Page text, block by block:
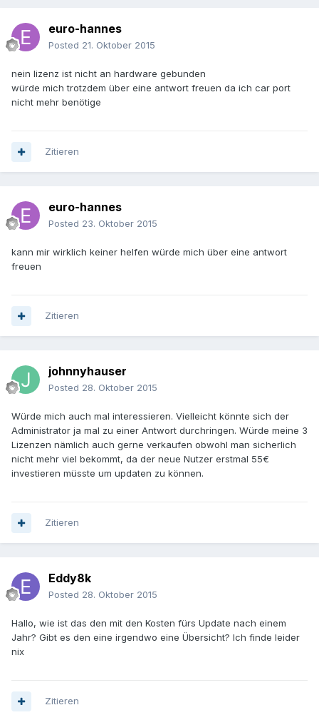
euro-hannes
Posted 21. Oktober 2015
nein lizenz ist nicht an hardware gebunden
würde mich trotzdem über eine antwort freuen da ich car port
nicht mehr benötige
Zitieren
euro-hannes
Posted 23. Oktober 2015
kann mir wirklich keiner helfen würde mich über eine antwort
freuen
Zitieren
johnnyhauser
Posted 28. Oktober 2015
Würde mich auch mal interessieren. Vielleicht könnte sich der
Administrator ja mal zu einer Antwort durchringen. Würde meine 3
Lizenzen nämlich auch gerne verkaufen obwohl man sicherlich
nicht mehr viel bekommt, da der neue Nutzer erstmal 55€
investieren müsste um updaten zu können.
Zitieren
Eddy8k
Posted 28. Oktober 2015
Hallo, wie ist das den mit den Kosten fürs Update nach einem
Jahr? Gibt es den eine irgendwo eine Übersicht? Ich finde leider
nix
Zitieren